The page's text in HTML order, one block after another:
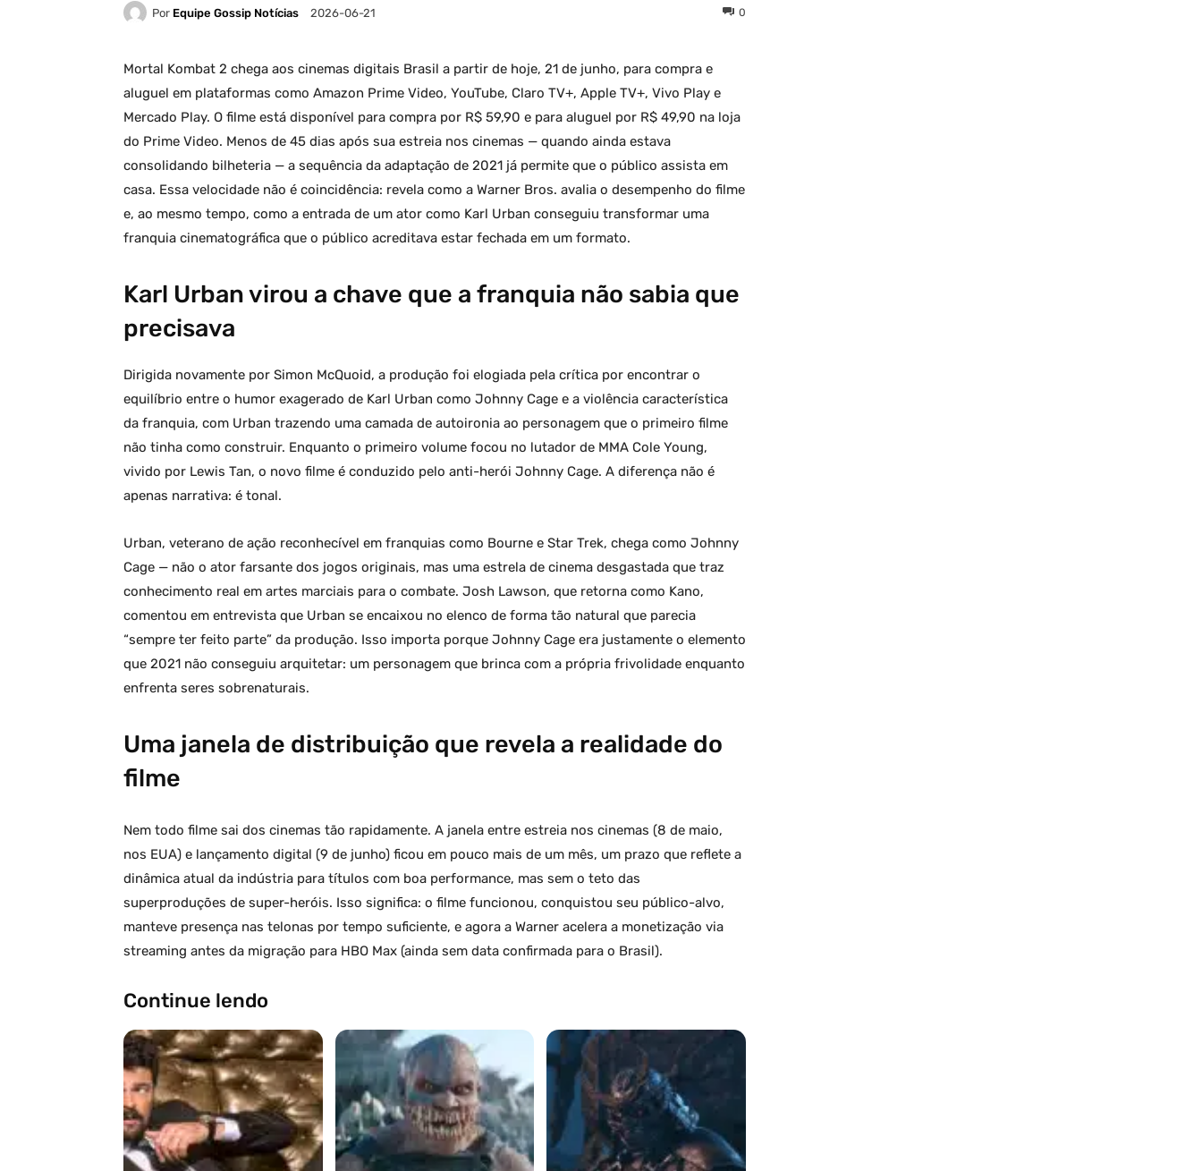
Por Equipe Gossip Notícias 2026-06-21 0
Mortal Kombat 2 chega aos cinemas digitais Brasil a partir de hoje, 21 de junho, para compra e
aluguel em plataformas como Amazon Prime Video, YouTube, Claro TV+, Apple TV+, Vivo Play e
Mercado Play. O filme está disponível para compra por R$ 59,90 e para aluguel por R$ 49,90 na loja
do Prime Video. Menos de 45 dias após sua estreia nos cinemas — quando ainda estava
consolidando bilheteria — a sequência da adaptação de 2021 já permite que o público assista em
casa. Essa velocidade não é coincidência: revela como a Warner Bros. avalia o desempenho do filme
e, ao mesmo tempo, como a entrada de um ator como Karl Urban conseguiu transformar uma
franquia cinematográfica que o público acreditava estar fechada em um formato.
Karl Urban virou a chave que a franquia não sabia que
precisava
Dirigida novamente por Simon McQuoid, a produção foi elogiada pela crítica por encontrar o
equilíbrio entre o humor exagerado de Karl Urban como Johnny Cage e a violência característica
da franquia, com Urban trazendo uma camada de autoironia ao personagem que o primeiro filme
não tinha como construir. Enquanto o primeiro volume focou no lutador de MMA Cole Young,
vivido por Lewis Tan, o novo filme é conduzido pelo anti-herói Johnny Cage. A diferença não é
apenas narrativa: é tonal.
Urban, veterano de ação reconhecível em franquias como Bourne e Star Trek, chega como Johnny
Cage — não o ator farsante dos jogos originais, mas uma estrela de cinema desgastada que traz
conhecimento real em artes marciais para o combate. Josh Lawson, que retorna como Kano,
comentou em entrevista que Urban se encaixou no elenco de forma tão natural que parecia
“sempre ter feito parte” da produção. Isso importa porque Johnny Cage era justamente o elemento
que 2021 não conseguiu arquitetar: um personagem que brinca com a própria frivolidade enquanto
enfrenta seres sobrenaturais.
Uma janela de distribuição que revela a realidade do
filme
Nem todo filme sai dos cinemas tão rapidamente. A janela entre estreia nos cinemas (8 de maio,
nos EUA) e lançamento digital (9 de junho) ficou em pouco mais de um mês, um prazo que reflete a
dinâmica atual da indústria para títulos com boa performance, mas sem o teto das
superproduções de super-heróis. Isso significa: o filme funcionou, conquistou seu público-alvo,
manteve presença nas telonas por tempo suficiente, e agora a Warner acelera a monetização via
streaming antes da migração para HBO Max (ainda sem data confirmada para o Brasil).
Continue lendo